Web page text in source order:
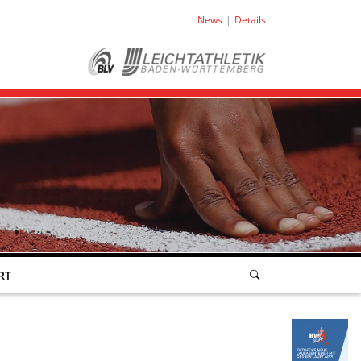
News Details